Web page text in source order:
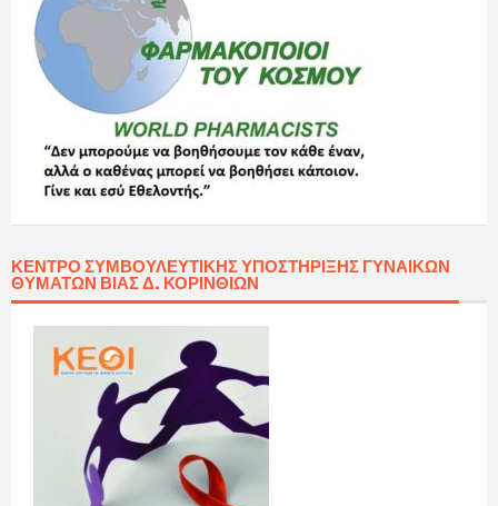
ΚΈΝΤΡΟ ΣΥΜΒΟΥΛΕΥΤΙΚΉΣ ΥΠΟΣΤΉΡΙΞΗΣ ΓΥΝΑΙΚΏΝ
ΘΥΜΆΤΩΝ ΒΊΑΣ Δ. ΚΟΡΙΝΘΊΩΝ